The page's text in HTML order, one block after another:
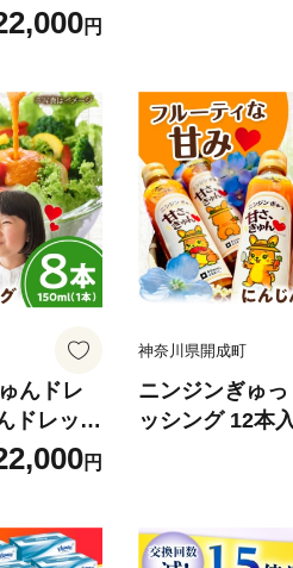
ック) 開
ブル 日
生活用品
ダブル
クレシ
円
【日本製紙ク
町 ティッシュ
ぃっしゅ 備蓄
フト
んドレ
ドレッシ
[BDAX00
円
神奈川県開成町
ニンジンぎゅ
ッシング 12本
シング 【文命